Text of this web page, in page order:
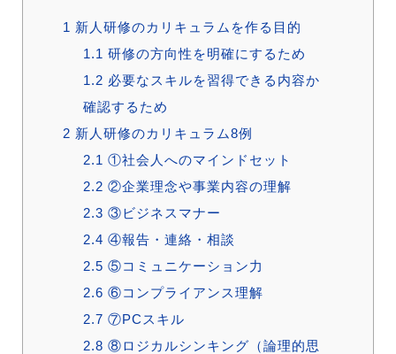
1 新人研修のカリキュラムを作る目的
1.1 研修の方向性を明確にするため
1.2 必要なスキルを習得できる内容か
確認するため
2 新人研修のカリキュラム8例
2.1 ①社会人へのマインドセット
2.2 ②企業理念や事業内容の理解
2.3 ③ビジネスマナー
2.4 ④報告・連絡・相談
2.5 ⑤コミュニケーション力
2.6 ⑥コンプライアンス理解
2.7 ⑦PCスキル
2.8 ⑧ロジカルシンキング（論理的思